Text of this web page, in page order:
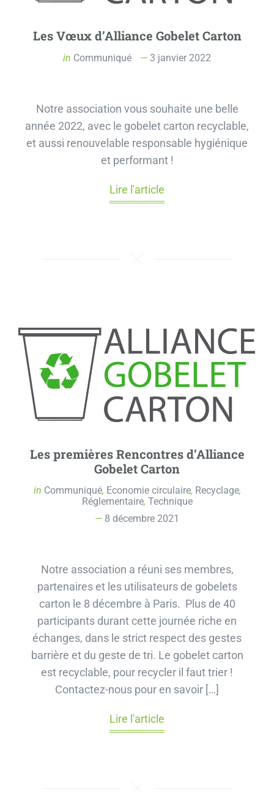
Les Vœux d’Alliance Gobelet Carton
in Communiqué 3 janvier 2022
Notre association vous souhaite une belle
année 2022, avec le gobelet carton recyclable,
et aussi renouvelable responsable hygiénique
et performant !
Lire l'article
Les premières Rencontres d’Alliance
Gobelet Carton
in Communiqué, Economie circulaire, Recyclage,
Réglementaire, Technique
8 décembre 2021
Notre association a réuni ses membres,
partenaires et les utilisateurs de gobelets
carton le 8 décembre à Paris. Plus de 40
participants durant cette journée riche en
échanges, dans le strict respect des gestes
barrière et du geste de tri. Le gobelet carton
est recyclable, pour recycler il faut trier !
Contactez-nous pour en savoir […]
Lire l'article